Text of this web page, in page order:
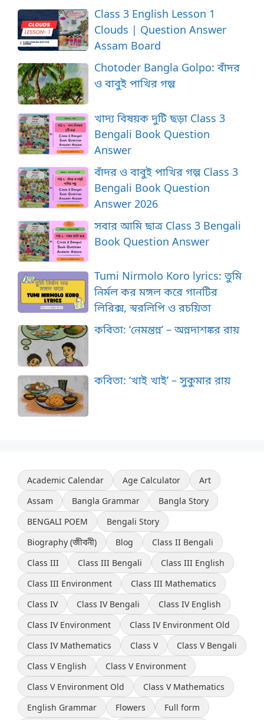
Class 3 English Lesson 1
Clouds | Question Answer
Assam Board
Chotoder Bangla Golpo: বাঁদর
ও বাবুই পাখির গল্প
খাদ্য বিষয়ক দুটি ছড়া Class 3
Bengali Book Question
Answer
বাঁদর ও বাবুই পাখির গল্প Class 3
Bengali Book Question
Answer 2026
সবার আমি ছাত্র Class 3 Bengali
Book Question Answer
Tumi Nirmolo Koro lyrics: তুমি
নির্মল কর মঙ্গল করে গানটির
লিরিক্স, স্বরলিপি ও রচয়িতা
কবিতা: ‘নেমন্তন্ন’ – অন্নদাশঙ্কর রায়
কবিতা: ‘খাই খাই’ – সুকুমার রায়
Academic Calendar Age Calculator
Art
Assam
Bangla Grammar
Bangla Story
BENGALI POEM
Bengali Story
Biography (জীবনী)
Blog
Class II Bengali
Class III
Class III Bengali
Class III English
Class III Environment
Class III Mathematics
Class IV
Class IV Bengali
Class IV English
Class IV Environment
Class IV Environment Old
Class IV Mathematics
Class V
Class V Bengali
Class V English
Class V Environment
Class V Environment Old
Class V Mathematics
English Grammar
Flowers
Full form